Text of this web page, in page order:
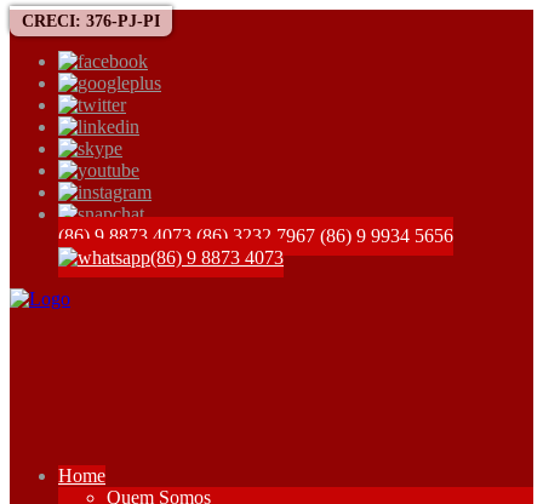
CRECI: 376-PJ-PI
(86) 9 8873 4073 (86) 3232 7967 (86) 9 9934 5656
(86) 9 8873 4073
Home
Quem Somos